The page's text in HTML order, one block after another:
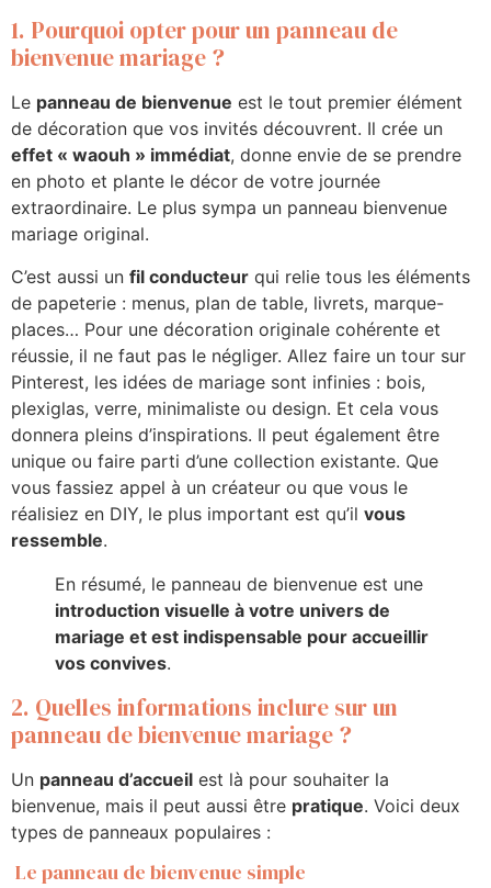
1. Pourquoi opter pour un panneau de
bienvenue mariage ?
Le panneau de bienvenue est le tout premier élément
de décoration que vos invités découvrent. Il crée un
effet « waouh » immédiat, donne envie de se prendre
en photo et plante le décor de votre journée
extraordinaire. Le plus sympa un panneau bienvenue
mariage original.
C’est aussi un fil conducteur qui relie tous les éléments
de papeterie : menus, plan de table, livrets, marque-
places… Pour une décoration originale cohérente et
réussie, il ne faut pas le négliger. Allez faire un tour sur
Pinterest, les idées de mariage sont infinies : bois,
plexiglas, verre, minimaliste ou design. Et cela vous
donnera pleins d’inspirations. Il peut également être
unique ou faire parti d’une collection existante. Que
vous fassiez appel à un créateur ou que vous le
réalisiez en DIY, le plus important est qu’il vous
ressemble.
En résumé, le panneau de bienvenue est une
introduction visuelle à votre univers de
mariage et est indispensable pour accueillir
vos convives.
2. Quelles informations inclure sur un
panneau de bienvenue mariage ?
Un panneau d’accueil est là pour souhaiter la
bienvenue, mais il peut aussi être pratique. Voici deux
types de panneaux populaires :
Le panneau de bienvenue simple